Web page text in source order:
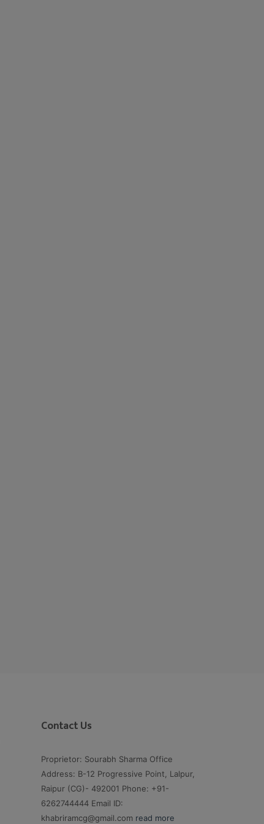
Contact Us
Proprietor: Sourabh Sharma Office
Address: B-12 Progressive Point, Lalpur,
Raipur (CG)- 492001 Phone: +91-
6262744444 Email ID:
khabriramcg@gmail.com read more